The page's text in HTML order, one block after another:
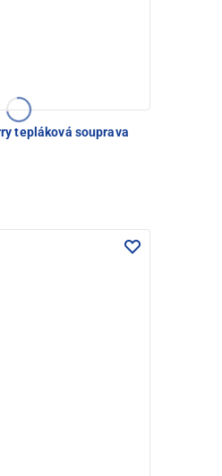
tepláková souprava